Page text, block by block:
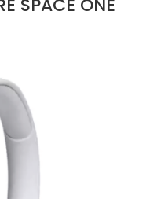
SPACE ONE